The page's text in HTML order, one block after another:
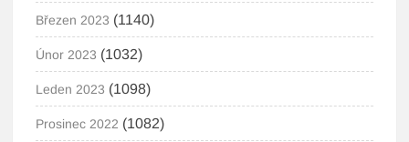
Březen 2023 (1140)
Únor 2023 (1032)
Leden 2023 (1098)
Prosinec 2022 (1082)